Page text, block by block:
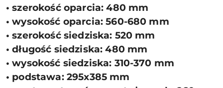
• szerokość oparcia: 480 mm
• wysokość oparcia: 560-680 mm
• szerokość siedziska: 520 mm
• długość siedziska: 480 mm
• wysokość siedziska: 310-370 mm
• podstawa: 295x385 mm